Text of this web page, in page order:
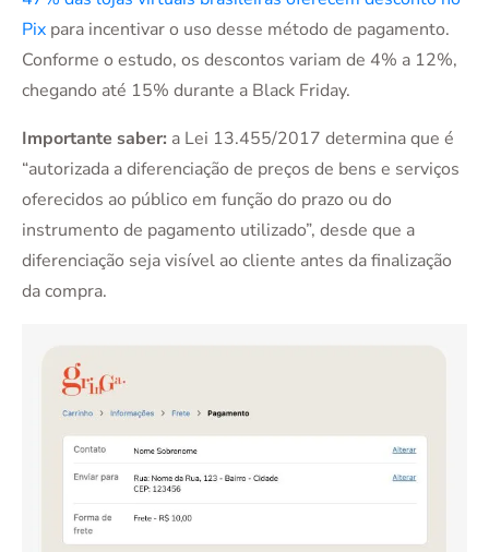
Pix para incentivar o uso desse método de pagamento.
Conforme o estudo, os descontos variam de 4% a 12%,
chegando até 15% durante a Black Friday.
Importante saber: a Lei 13.455/2017 determina que é
“autorizada a diferenciação de preços de bens e serviços
oferecidos ao público em função do prazo ou do
instrumento de pagamento utilizado”, desde que a
diferenciação seja visível ao cliente antes da finalização
da compra.